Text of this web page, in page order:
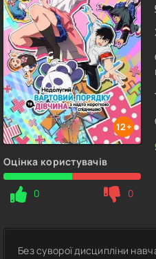
12+
Оцінка користувачів
0 0
Без суворої дисципліни